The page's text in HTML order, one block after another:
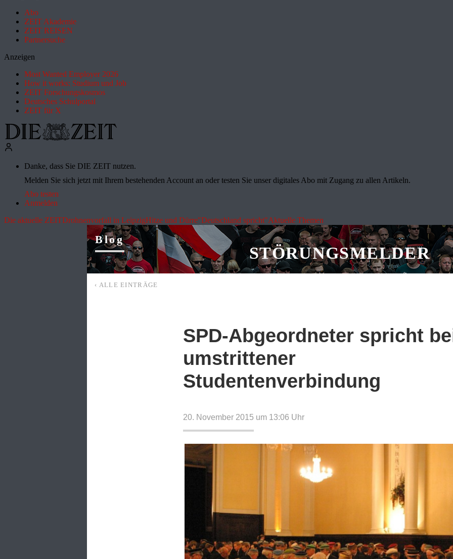
Abo
ZEIT Akademie
ZEIT REISEN
Partnersuche
Anzeigen
Most Wanted Employer 2026
How it works: Studium und Job
ZEIT Forschungskosmos
Deutsches Schulportal
ZEIT für X
Danke, dass Sie DIE ZEIT nutzen.
Melden Sie sich jetzt mit Ihrem bestehenden Account an oder testen Sie unser digitales Abo mit Zugang zu allen Artikeln.
Abo testen
Anmelden
Die aktuelle ZEITDrohnenvorfall in LeipzigHitze und Dürre"Deutschland spricht"Aktuelle Themen
Blog
STÖRUNGSMELDER
‹ ALLE EINTRÄGE
SPD-Abgeordneter spricht
umstrittener
Studentenverbindung
20. November 2015 um 13:06 Uhr